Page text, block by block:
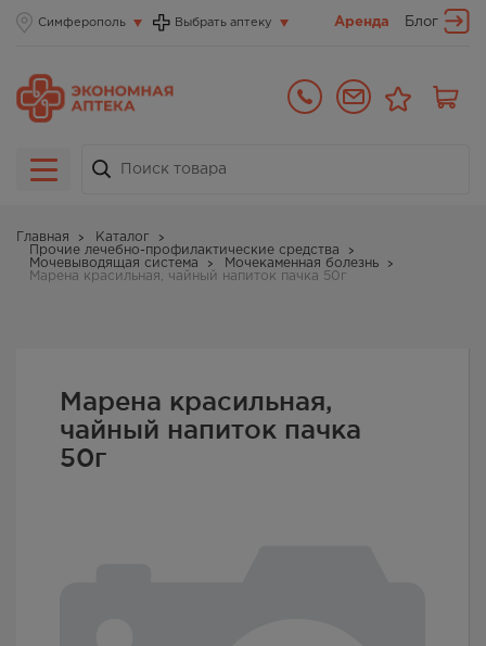
Симферополь Выбрать аптеку Аренда Блог
Главная
Каталог
Прочие лечебно-профилактические средства
Мочевыводящая система
Мочекаменная болезнь
Марена красильная, чайный напиток пачка 50г
Марена красильная,
чайный напиток пачка
50г